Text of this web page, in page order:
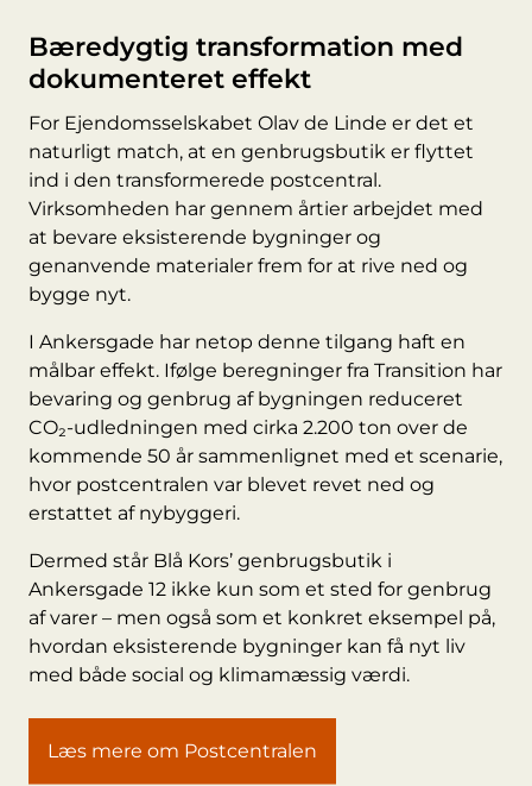
Bæredygtig transformation med
dokumenteret effekt
For Ejendomsselskabet Olav de Linde er det et
naturligt match, at en genbrugsbutik er flyttet
ind i den transformerede postcentral.
Virksomheden har gennem årtier arbejdet med
at bevare eksisterende bygninger og
genanvende materialer frem for at rive ned og
bygge nyt.
I Ankersgade har netop denne tilgang haft en
målbar effekt. Ifølge beregninger fra Transition har
bevaring og genbrug af bygningen reduceret
CO₂-udledningen med cirka 2.200 ton over de
kommende 50 år sammenlignet med et scenarie,
hvor postcentralen var blevet revet ned og
erstattet af nybyggeri.
Dermed står Blå Kors’ genbrugsbutik i
Ankersgade 12 ikke kun som et sted for genbrug
af varer – men også som et konkret eksempel på,
hvordan eksisterende bygninger kan få nyt liv
med både social og klimamæssig værdi.
Læs mere om Postcentralen